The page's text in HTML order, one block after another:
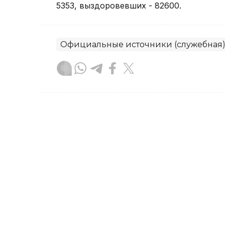
5353, выздоровевших - 82600.
Официальные источники (служебная)